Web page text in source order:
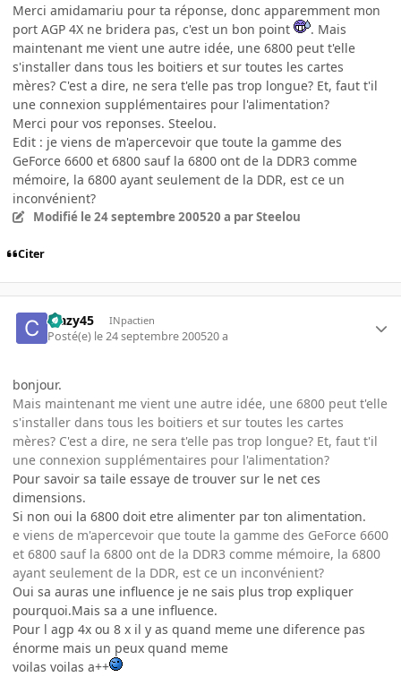
Merci amidamariu pour ta réponse, donc apparemment mon
port AGP 4X ne bridera pas, c'est un bon point
. Mais
maintenant me vient une autre idée, une 6800 peut t'elle
s'installer dans tous les boitiers et sur toutes les cartes
mères? C'est a dire, ne sera t'elle pas trop longue? Et, faut t'il
une connexion supplémentaires pour l'alimentation?
Merci pour vos reponses. Steelou.
Edit : je viens de m'apercevoir que toute la gamme des
GeForce 6600 et 6800 sauf la 6800 ont de la DDR3 comme
mémoire, la 6800 ayant seulement de la DDR, est ce un
inconvénient?
Modifié le 24 septembre 200520 a par Steelou
Citer
crazy45 INpactien
Posté(e) le 24 septembre 200520 a
bonjour.
Mais maintenant me vient une autre idée, une 6800 peut t'elle
s'installer dans tous les boitiers et sur toutes les cartes
mères? C'est a dire, ne sera t'elle pas trop longue? Et, faut t'il
une connexion supplémentaires pour l'alimentation?
Pour savoir sa taile essaye de trouver sur le net ces
dimensions.
Si non oui la 6800 doit etre alimenter par ton alimentation.
e viens de m'apercevoir que toute la gamme des GeForce 6600
et 6800 sauf la 6800 ont de la DDR3 comme mémoire, la 6800
ayant seulement de la DDR, est ce un inconvénient?
Oui sa auras une influence je ne sais plus trop expliquer
pourquoi.Mais sa a une influence.
Pour l agp 4x ou 8 x il y as quand meme une diference pas
énorme mais un peux quand meme
voilas voilas a++